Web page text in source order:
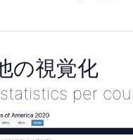
の視覚化
per